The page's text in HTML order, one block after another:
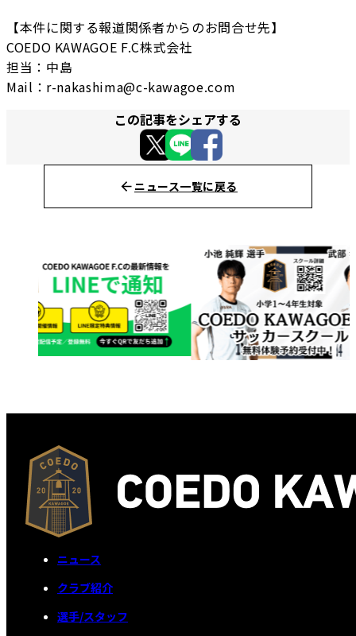
【本件に関する報道関係者からのお問合せ先】
COEDO KAWAGOE F.C株式会社
担当：中島
Mail：r-nakashima@c-kawagoe.com
この記事をシェアする
ニュース一覧に戻る
ニュース
クラブ紹介
選手/スタッフ